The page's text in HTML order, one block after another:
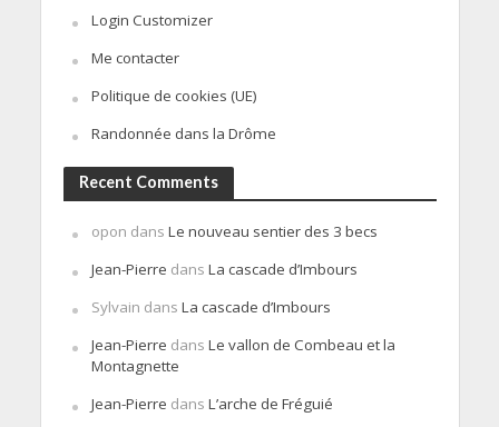
Login Customizer
Me contacter
Politique de cookies (UE)
Randonnée dans la Drôme
Recent Comments
opon dans Le nouveau sentier des 3 becs
Jean-Pierre dans La cascade d’Imbours
Sylvain dans La cascade d’Imbours
Jean-Pierre dans Le vallon de Combeau et la
Montagnette
Jean-Pierre dans L’arche de Fréguié